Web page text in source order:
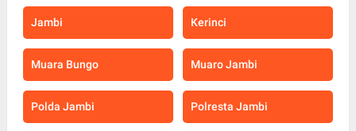
Jambi Kerinci
Muara Bungo Muaro Jambi
Polda Jambi Polresta Jambi